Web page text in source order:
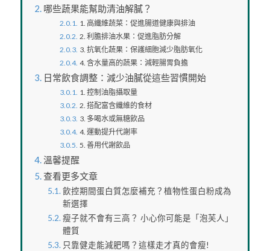
哪些蔬果能幫助清油解膩？
1. 高纖維蔬菜：促進腸道健康與排油
2. 利膽排油水果：促進脂肪分解
3. 抗氧化蔬果：保護細胞減少脂肪氧化
4. 含水量高的蔬果：減輕腸胃負擔
日常飲食調整：減少油膩從這些習慣開始
1. 控制油脂攝取量
2. 搭配富含纖維的食材
3. 多喝水或無糖飲品
4. 運動提升代謝率
5. 善用代謝飲品
溫馨提醒
查看更多文章
飲控期間蛋白質怎麼補充？植物性蛋白粉成為
新選擇
瘦子就不會有三高？ 小心你可能是「泡芙人」
體質
只靠健走能減肥嗎？這樣走才真的會瘦!